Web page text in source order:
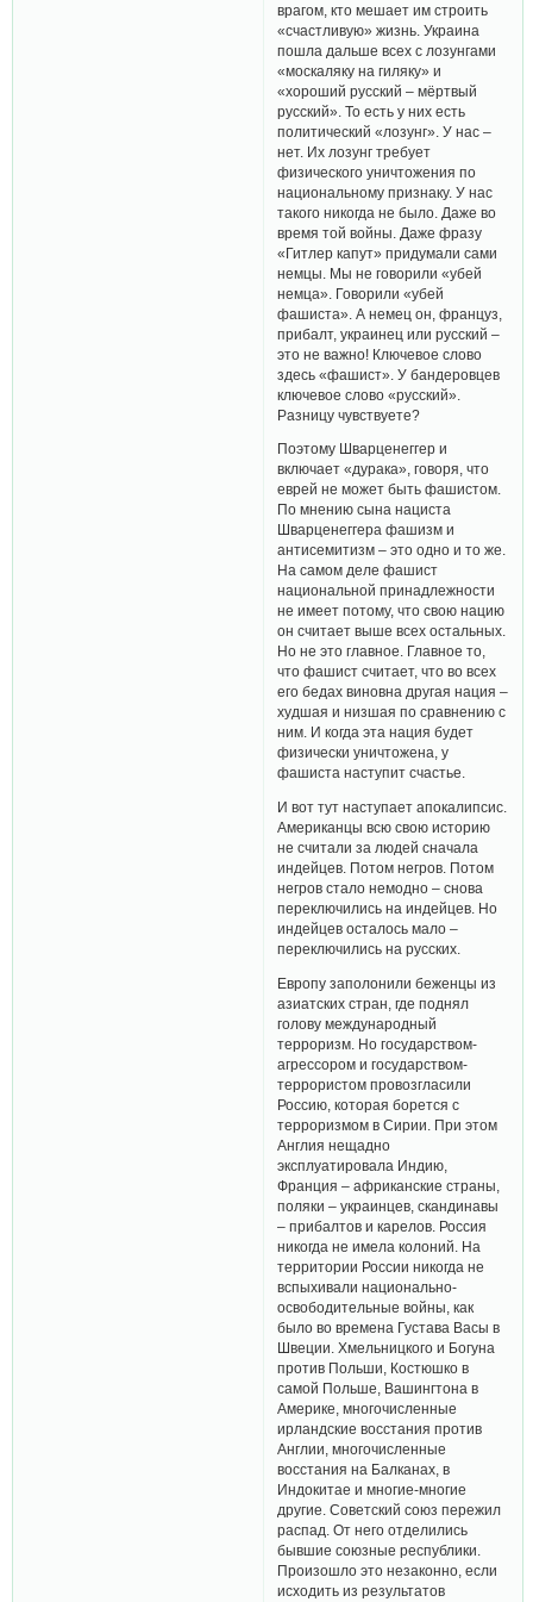
врагом, кто мешает им строить
«счастливую» жизнь. Украина
пошла дальше всех с лозунгами
«москаляку на гиляку» и
«хороший русский – мёртвый
русский». То есть у них есть
политический «лозунг». У нас –
нет. Их лозунг требует
физического уничтожения по
национальному признаку. У нас
такого никогда не было. Даже во
время той войны. Даже фразу
«Гитлер капут» придумали сами
немцы. Мы не говорили «убей
немца». Говорили «убей
фашиста». А немец он, француз,
прибалт, украинец или русский –
это не важно! Ключевое слово
здесь «фашист». У бандеровцев
ключевое слово «русский».
Разницу чувствуете?
Поэтому Шварценеггер и
включает «дурака», говоря, что
еврей не может быть фашистом.
По мнению сына нациста
Шварценеггера фашизм и
антисемитизм – это одно и то же.
На самом деле фашист
национальной принадлежности
не имеет потому, что свою нацию
он считает выше всех остальных.
Но не это главное. Главное то,
что фашист считает, что во всех
его бедах виновна другая нация –
худшая и низшая по сравнению с
ним. И когда эта нация будет
физически уничтожена, у
фашиста наступит счастье.
И вот тут наступает апокалипсис.
Американцы всю свою историю
не считали за людей сначала
индейцев. Потом негров. Потом
негров стало немодно – снова
переключились на индейцев. Но
индейцев осталось мало –
переключились на русских.
Европу заполонили беженцы из
азиатских стран, где поднял
голову международный
терроризм. Но государством-
агрессором и государством-
террористом провозгласили
Россию, которая борется с
терроризмом в Сирии. При этом
Англия нещадно
эксплуатировала Индию,
Франция – африканские страны,
поляки – украинцев, скандинавы
– прибалтов и карелов. Россия
никогда не имела колоний. На
территории России никогда не
вспыхивали национально-
освободительные войны, как
было во времена Густава Васы в
Швеции. Хмельницкого и Богуна
против Польши, Костюшко в
самой Польше, Вашингтона в
Америке, многочисленные
ирландские восстания против
Англии, многочисленные
восстания на Балканах, в
Индокитае и многие-многие
другие. Советский союз пережил
распад. От него отделились
бывшие союзные республики.
Произошло это незаконно, если
исходить из результатов